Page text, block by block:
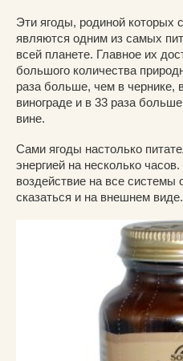
Эти ягоды, родиной которых
являются одним из самых
всей планете. Главное их
большого количества
раза больше, чем в чернике,
винограде и в 33 раза
вине.
Сами ягоды настолько
энергией на несколько
воздействие на все системы
сказаться и на внешнем виде.